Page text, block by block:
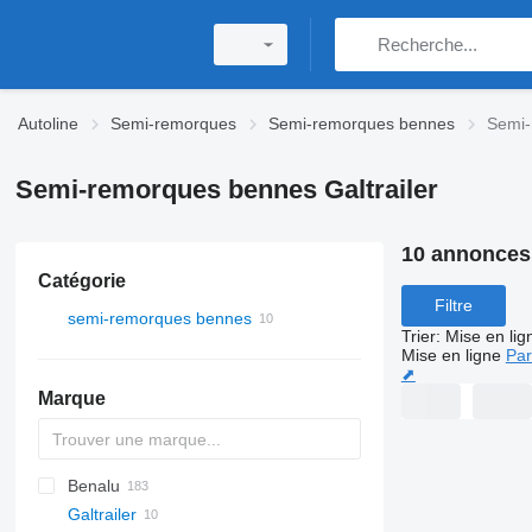
Autoline Semi-remorques Semi-remorques bennes
Semi-remorques bennes Galtrailer
Catégorie
semi-remorques bennes
Marque
OKA
OKHS
HTS
Benalu
Agriliner
N-series
KIS
CHKS
ZDK
DHKA
HW
Oplegger
Galtrailer
10
Filtre
Trier: Mise en
Mise en ligne
⬈